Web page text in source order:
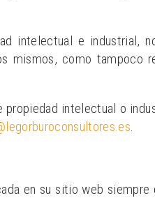
intelectual e industrial,
mismos, como tampoco
intelectual o
.
en su sitio web